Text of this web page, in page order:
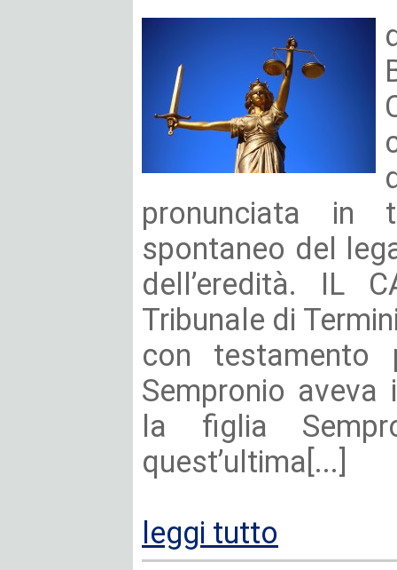
pronunciata in
spontaneo del
dell’eredità. IL
Tribunale di
con testamento
Sempronio aveva
la figlia
quest’ultima[...]
leggi tutto